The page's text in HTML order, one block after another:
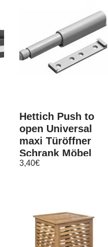
Hettich Push to
open Universal
maxi Türöffner
Schrank Möbel
grifflose Front
3,40€